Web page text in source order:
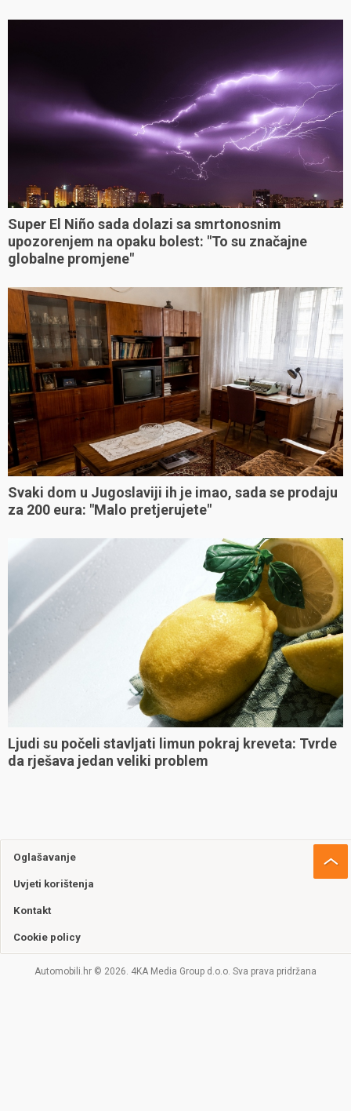
Super El Niño sada dolazi sa smrtonosnim
upozorenjem na opaku bolest: "To su značajne
globalne promjene"
Svaki dom u Jugoslaviji ih je imao, sada se prodaju
za 200 eura: "Malo pretjerujete"
Ljudi su počeli stavljati limun pokraj kreveta: Tvrde
da rješava jedan veliki problem
Oglašavanje
Uvjeti korištenja
Kontakt
Cookie policy
Automobili.hr © 2026. 4KA Media Group d.o.o. Sva prava pridržana